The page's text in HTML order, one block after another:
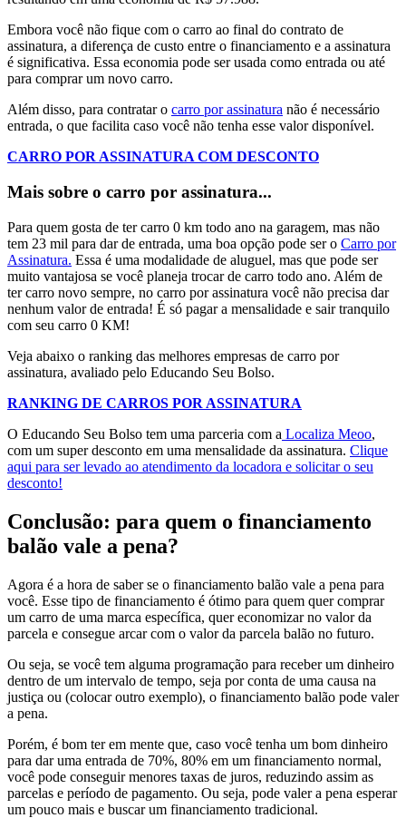
Embora você não fique com o carro ao final do contrato de
assinatura, a diferença de custo entre o financiamento e a assinatura
é significativa. Essa economia pode ser usada como entrada ou até
para comprar um novo carro.
Além disso, para contratar o carro por assinatura não é necessário
entrada, o que facilita caso você não tenha esse valor disponível.
CARRO POR ASSINATURA COM DESCONTO
Mais sobre o carro por assinatura...
Para quem gosta de ter carro 0 km todo ano na garagem, mas não
tem 23 mil para dar de entrada, uma boa opção pode ser o Carro por
Assinatura. Essa é uma modalidade de aluguel, mas que pode ser
muito vantajosa se você planeja trocar de carro todo ano. Além de
ter carro novo sempre, no carro por assinatura você não precisa dar
nenhum valor de entrada! É só pagar a mensalidade e sair tranquilo
com seu carro 0 KM!
Veja abaixo o ranking das melhores empresas de carro por
assinatura, avaliado pelo Educando Seu Bolso.
RANKING DE CARROS POR ASSINATURA
O Educando Seu Bolso tem uma parceria com a Localiza Meoo,
com um super desconto em uma mensalidade da assinatura. Clique
aqui para ser levado ao atendimento da locadora e solicitar o seu
desconto!
Conclusão: para quem o financiamento
balão vale a pena?
Agora é a hora de saber se o financiamento balão vale a pena para
você. Esse tipo de financiamento é ótimo para quem quer comprar
um carro de uma marca específica, quer economizar no valor da
parcela e consegue arcar com o valor da parcela balão no futuro.
Ou seja, se você tem alguma programação para receber um dinheiro
dentro de um intervalo de tempo, seja por conta de uma causa na
justiça ou (colocar outro exemplo), o financiamento balão pode valer
a pena.
Porém, é bom ter em mente que, caso você tenha um bom dinheiro
para dar uma entrada de 70%, 80% em um financiamento normal,
você pode conseguir menores taxas de juros, reduzindo assim as
parcelas e período de pagamento. Ou seja, pode valer a pena esperar
um pouco mais e buscar um financiamento tradicional.